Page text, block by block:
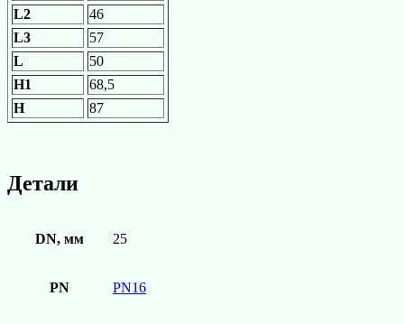
L2
46
L3
57
L
50
H1
68,5
H
87
Детали
DN, мм 25
PN PN16